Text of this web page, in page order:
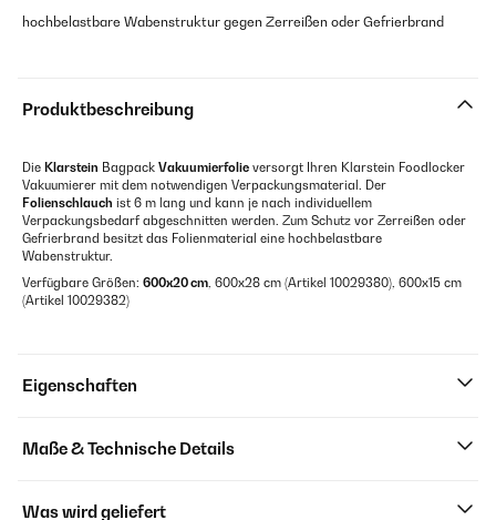
hochbelastbare Wabenstruktur gegen Zerreißen oder Gefrierbrand
Produktbeschreibung
Die Klarstein Bagpack Vakuumierfolie versorgt Ihren Klarstein Foodlocker
Vakuumierer mit dem notwendigen Verpackungsmaterial. Der
Folienschlauch ist 6 m lang und kann je nach individuellem
Verpackungsbedarf abgeschnitten werden. Zum Schutz vor Zerreißen oder
Gefrierbrand besitzt das Folienmaterial eine hochbelastbare
Wabenstruktur.
Verfügbare Größen: 600x20 cm, 600x28 cm (Artikel 10029380), 600x15 cm
(Artikel 10029382)
Eigenschaften
Maße & Technische Details
Was wird geliefert